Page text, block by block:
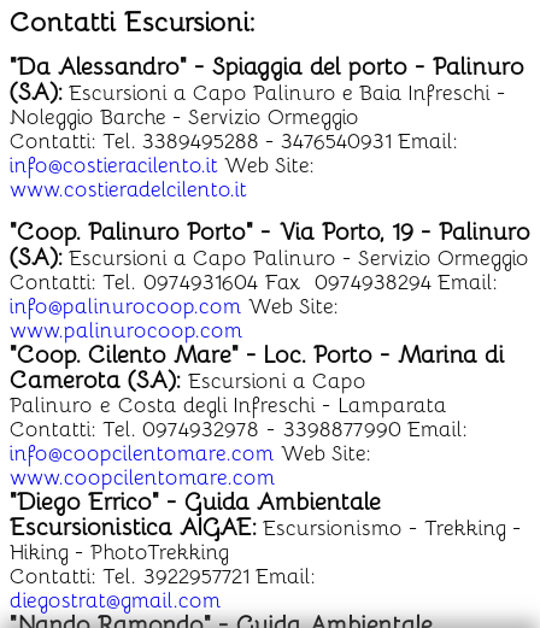
Contatti Escursioni:
"Da Alessandro" - Spiaggia del porto - Palinuro
(SA):Escursioni a Capo Palinuro e Baia Infreschi -
Noleggio Barche - Servizio Ormeggio
Contatti: Tel. 3389495288 - 3476540931 Email:
info@costieracilento.itWeb Site:
www.costieradelcilento.it
"Coop. Palinuro Porto" - Via Porto, 19 - Palinuro
(SA):Escursioni a Capo Palinuro - Servizio Ormeggio
Contatti: Tel. 0974931604 Fax 0974938294 Email:
info@palinurocoop.com Web Site:
www.palinurocoop.com
"Coop. Cilento Mare" - Loc. Porto - Marina di
Camerota (SA): Escursioni a Capo
Palinuro e Costa degli Infreschi - Lamparata
Contatti: Tel. 0974932978 - 3398877990 Email:
info@coopcilentomare.com Web Site:
www.coopcilentomare.com
"Diego Errico" - Guida Ambientale
Escursionistica AIGAE:Escursionismo - Trekking -
Hiking - PhotoTrekking
Contatti: Tel. 3922957721 Email:
diegostrat@gmail.com